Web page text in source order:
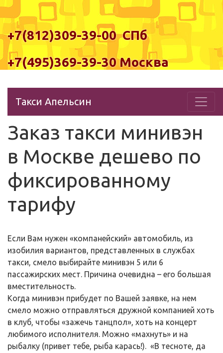
+7(812)309-39-00 СПб
+7(495)369-39-30 Москва
Такси Апельсин
Заказ такси минивэн
в Москве дешево по
фиксированному
тарифу
Если Вам нужен «компанейский» автомобиль, из
изобилия вариантов, представленных в службах
такси, смело выбирайте минивэн 5 или 6
пассажирских мест. Причина очевидна – его большая
вместительность.
Когда минивэн прибудет по Вашей заявке, на нем
смело можно отправляться дружной компанией хоть
в клуб, чтобы «зажечь танцпол», хоть на концерт
любимого исполнителя. Можно «махнуть» и на
рыбалку (привет тебе, рыба карась!). «В тесноте, да